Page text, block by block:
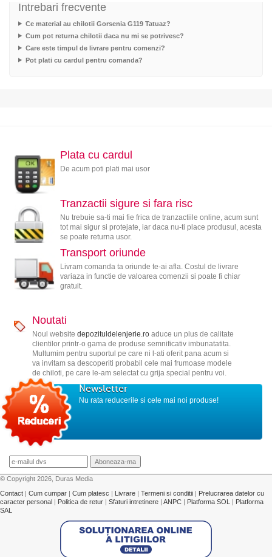
Intrebari frecvente
Ce material au chilotii Gorsenia G119 Tatuaz?
Cum pot returna chilotii daca nu mi se potrivesc?
Care este timpul de livrare pentru comenzi?
Pot plati cu cardul pentru comanda?
Plata cu cardul
De acum poti plati mai usor
Tranzactii sigure si fara risc
Nu trebuie sa-ti mai fie frica de tranzactiile online, acum sunt
tot mai sigur si protejate, iar daca nu-ti place produsul, acesta
se poate returna usor.
Transport oriunde
Livram comanda ta oriunde te-ai afla. Costul de livrare
variaza in functie de valoarea comenzii si poate fi chiar
gratuit.
Noutati
Noul website depozituldelenjerie.roaduce un plus de calitate
clientilor printr-o gama de produse semnificativ imbunatatita.
Multumim pentru suportul pe care ni l-ati oferit pana acum si
va invitam sa descoperiti probabil cele mai frumoase modele
de chiloti, pe care le-am selectat cu grija special pentru voi.
Newsletter
Nu rata reducerile si cele mai noi produse!
© Copyright 2026, Duras Media
Contact
Cum cumpar Cum platesc Livrare Termeni si conditii
Prelucrarea datelor cu
caracter personal
Politica de retur Sfaturi intretinere ANPC Platforma SOL
Platforma
SAL